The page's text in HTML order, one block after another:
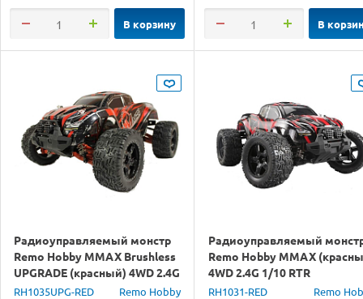
В корзину В
Радиоуправляемый монстр
Remo Hobby MMAX Brushless
UPGRADE (красный) 4WD 2.4G
1/10 RTR
RH1035UPG-RED Remo Hobby
Радиоуправляемый
Remo Hobby MMAX
4WD 2.4G 1/10 RTR
RH1031-RED Remo